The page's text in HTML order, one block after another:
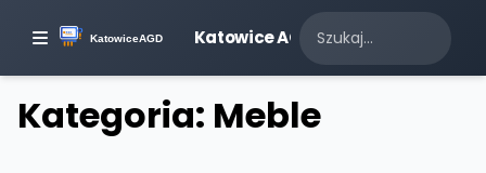
Katowice AGD
Kategoria: Meble